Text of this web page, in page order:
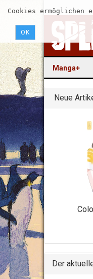
Cookies
OK
Manga+
Neue
Der